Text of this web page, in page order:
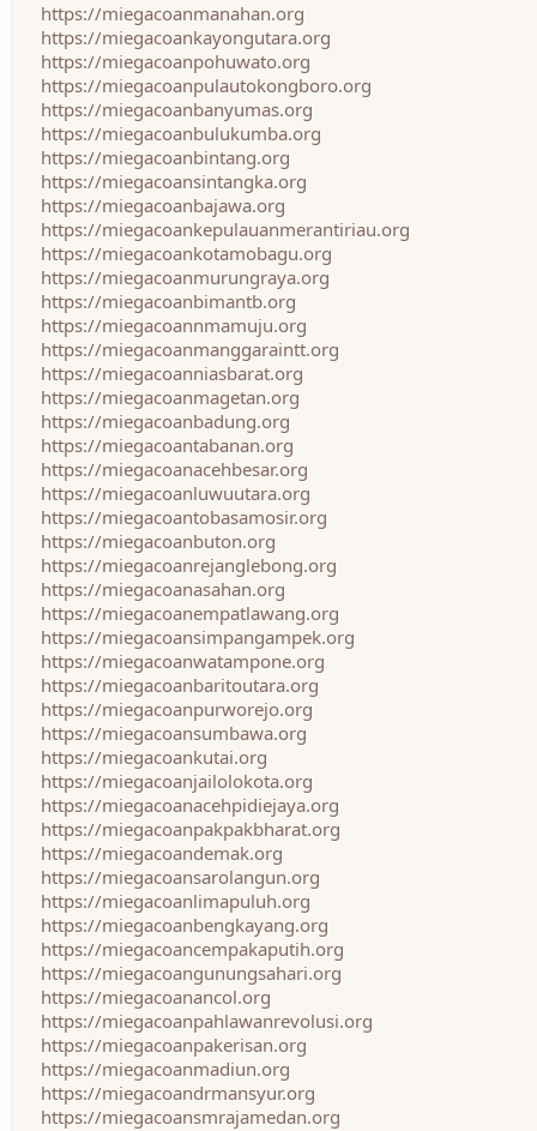
https://miegacoanmanahan.org
https://miegacoankayongutara.org
https://miegacoanpohuwato.org
https://miegacoanpulautokongboro.org
https://miegacoanbanyumas.org
https://miegacoanbulukumba.org
https://miegacoanbintang.org
https://miegacoansintangka.org
https://miegacoanbajawa.org
https://miegacoankepulauanmerantiriau.org
https://miegacoankotamobagu.org
https://miegacoanmurungraya.org
https://miegacoanbimantb.org
https://miegacoannmamuju.org
https://miegacoanmanggaraintt.org
https://miegacoanniasbarat.org
https://miegacoanmagetan.org
https://miegacoanbadung.org
https://miegacoantabanan.org
https://miegacoanacehbesar.org
https://miegacoanluwuutara.org
https://miegacoantobasamosir.org
https://miegacoanbuton.org
https://miegacoanrejanglebong.org
https://miegacoanasahan.org
https://miegacoanempatlawang.org
https://miegacoansimpangampek.org
https://miegacoanwatampone.org
https://miegacoanbaritoutara.org
https://miegacoanpurworejo.org
https://miegacoansumbawa.org
https://miegacoankutai.org
https://miegacoanjailolokota.org
https://miegacoanacehpidiejaya.org
https://miegacoanpakpakbharat.org
https://miegacoandemak.org
https://miegacoansarolangun.org
https://miegacoanlimapuluh.org
https://miegacoanbengkayang.org
https://miegacoancempakaputih.org
https://miegacoangunungsahari.org
https://miegacoanancol.org
https://miegacoanpahlawanrevolusi.org
https://miegacoanpakerisan.org
https://miegacoanmadiun.org
https://miegacoandrmansyur.org
https://miegacoansmrajamedan.org